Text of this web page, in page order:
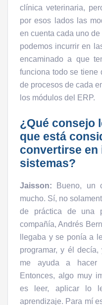
clínica veterinaria,
por esos lados las
en cuenta cada uno
podemos incurrir en
encaminado a que
funciona todo se tiene
de procesos de cada
los módulos del ERP.
¿Qué consejo
que está
convertirse en
sistemas?
Jaisson: Bueno, un
mucho. Sí, no
de práctica de una
compañía, Andrés
llegaba y se ponía a
programar, y él
me ayuda a hacer
Entonces, algo muy
es leer, aplicar lo
aprendizaje. Para mí